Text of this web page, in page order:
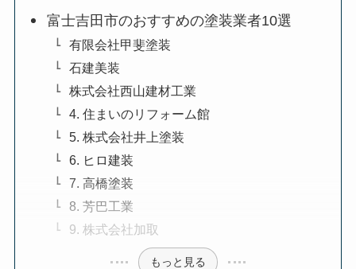
富士吉田市のおすすめの塗装業者10選
有限会社甲斐塗装
石建美装
株式会社西山建材工業
4. 住まいのリフォーム館
5. ​株式会社井上塗装
​6. ヒロ建装
​7. 高橋塗装
8. 芳巴工業
9. 株式会社加取
もっと見る